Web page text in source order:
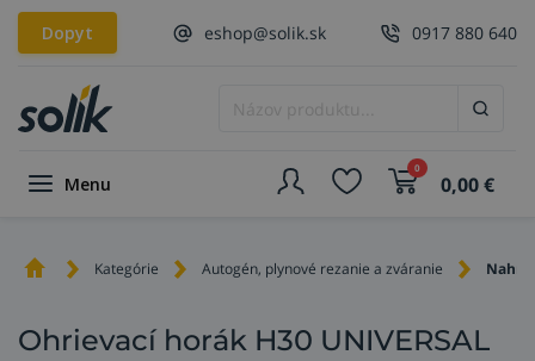
Dopyt eshop@solik.sk 0917 880 640
Menu
0
0,00€
Kategórie Autogén, plynové rezanie a zváranie
Ohrievací horák H30 UNIVERSAL